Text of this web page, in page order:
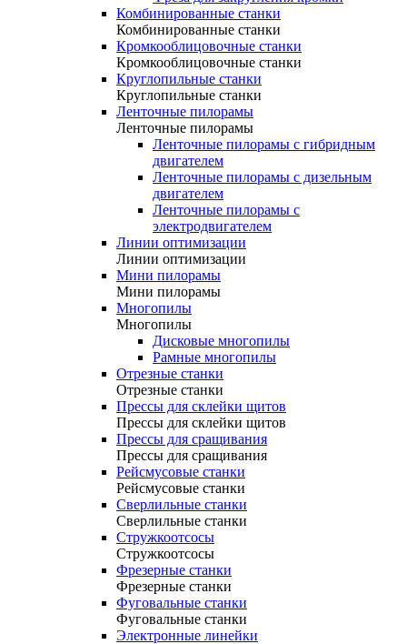
Комбинированные станки
Комбинированные станки
Кромкооблицовочные станки
Кромкооблицовочные станки
Круглопильные станки
Круглопильные станки
Ленточные пилорамы
Ленточные пилорамы
Ленточные пилорамы с гибридным
двигателем
Ленточные пилорамы с дизельным
двигателем
Ленточные пилорамы с
электродвигателем
Линии оптимизации
Линии оптимизации
Мини пилорамы
Мини пилорамы
Многопилы
Многопилы
Дисковые многопилы
Рамные многопилы
Отрезные станки
Отрезные станки
Прессы для склейки щитов
Прессы для склейки щитов
Прессы для сращивания
Прессы для сращивания
Рейсмусовые станки
Рейсмусовые станки
Сверлильные станки
Сверлильные станки
Стружкоотсосы
Стружкоотсосы
Фрезерные станки
Фрезерные станки
Фуговальные станки
Фуговальные станки
Электронные линейки